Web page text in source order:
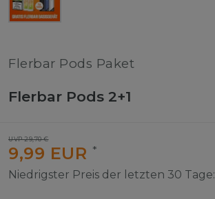
Flerbar Pods Paket
Flerbar Pods 2+1
UVP 29,70 €
9,99 EUR *
Niedrigster Preis der letzten 30 Tage: